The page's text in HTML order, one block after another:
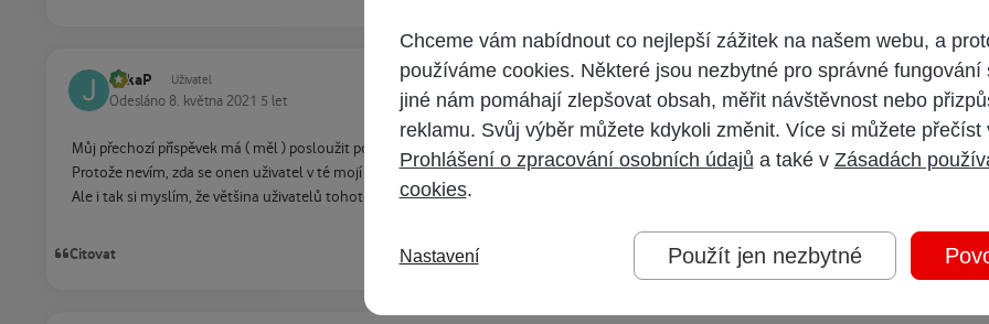
JirkaP Uživatel
Odesláno 8. května 2021 5 let
Můj přechozí příspěvek má ( měl ) posloužit pouze pro pobavení. 😀
Protože nevím, zda se onen uživatel v té mojí nápovědě najde.
Ale i tak si myslím, že většina uživatelů tohoto fóra poznala, koho jsem měl touto nápovědou na mysli.
Citovat
Chceme vám nabídnout co nejlepší zážitek na našem webu, a
používáme cookies. Některé jsou nezbytné pro správné fungování
jiné nám pomáhají zlepšovat obsah, měřit návštěvnost nebo
reklamu. Svůj výběr můžete kdykoli změnit. Více si můžete přečíst
Prohlášení o zpracování osobních údajů a také v Zásadách
cookies.
Použít jen nezbytné
Nastavení